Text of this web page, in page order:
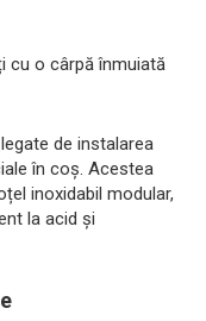
cu o cârpă înmuiată
de instalarea
în coș. Acestea
inoxidabil modular,
la acid și